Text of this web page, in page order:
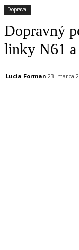
Doprava
Dopravný
linky N61 a
Lucia Forman 23. marca